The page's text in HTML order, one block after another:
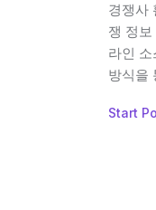
경쟁사
쟁 정
라인
방식을
Start